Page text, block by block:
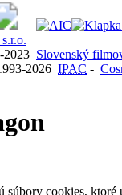
2023 Slovenský
2026 IPAC -
súbory cookies, ktoré